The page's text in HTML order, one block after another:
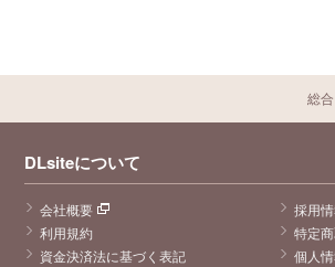
総
DLsiteについて
会社概要
採用
利用規約
特定
資金決済法に基づく表記
個人